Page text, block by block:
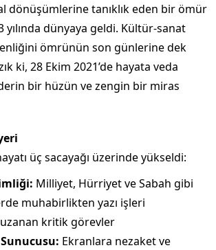
dönüşümlerine tanıklık eden bir ömür
yılında dünyaya geldi. Kültür-sanat
ömrünün son günlerine dek
ki, 28 Ekim 2021’de hayata veda
bir hüzün ve zengin bir miras
üç sacayağı üzerinde yükseldi:
Milliyet, Hürriyet ve Sabah gibi
muhabirlikten yazı işleri
kritik görevler
Ekranlara nezaket ve